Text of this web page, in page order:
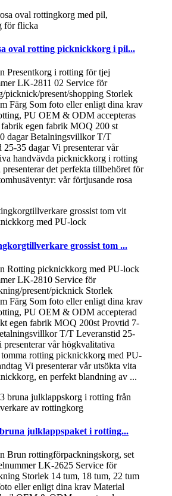
oval rotting picknickkorg i pil...
Presentkorg i rotting för tjej
LK-2811 02 Service för
picknick/present/shopping Storlek
Färg Som foto eller enligt dina krav
PU OEM & ODM accepteras
egen fabrik MOQ 200 st
dagar Betalningsvillkor T/T
25-35 dagar Vi presenterar vår
handvävda picknickkorg i rotting
det perfekta tillbehöret för
vår förtjusande rosa
grossist tom ...
Rotting picknickkorg med PU-lock
LK-2810 Service för
present/picknick Storlek
Färg Som foto eller enligt dina krav
PU OEM & ODM accepterad
egen fabrik MOQ 200st Provtid 7-
T/T Leveranstid 25-
presenterar vår högkvalitativa
rotting picknickkorg med PU-
Vi presenterar vår utsökta vita
en perfekt blandning av ...
bruna julklappspaket i rotting...
Brun rottingförpackningskorg, set
LK-2625 Service för
Storlek 14 tum, 18 tum, 22 tum
eller enligt dina krav Material